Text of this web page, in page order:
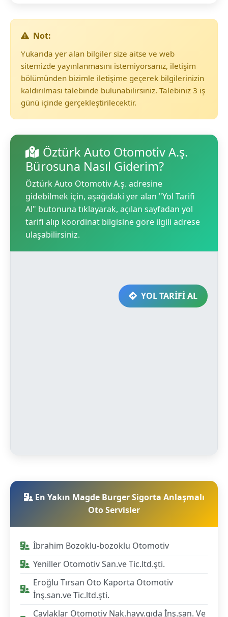
Not:
Yukarıda yer alan bilgiler size aitse ve web
sitemizde yayınlanmasını istemiyorsanız, iletişim
bölümünden bizimle iletişime geçerek bilgilerinizin
kaldırılması talebinde bulunabilirsiniz. Talebiniz 3 iş
günü içinde gerçekleştirilecektir.
Öztürk Auto Otomotiv A.ş.
Bürosuna Nasıl Giderim?
Öztürk Auto Otomotiv A.ş. adresine
gidebilmek için, aşağıdaki yer alan "Yol Tarifi
Al" butonuna tıklayarak, açılan sayfadan yol
tarifi alıp koordinat bilgisine göre ilgili adrese
ulaşabilirsiniz.
YOL TARİFİ AL
En Yakın Magde Burger Sigorta Anlaşmalı
Oto Servisler
İbrahim Bozoklu-bozoklu Otomotiv
Yeniller Otomotiv San.ve Tic.ltd.şti.
Eroğlu Tırsan Oto Kaporta Otomotiv
İnş.san.ve Tic.ltd.şti.
Cavlaklar Otomotiv Nak.hayv.gıda İnş.san. Ve